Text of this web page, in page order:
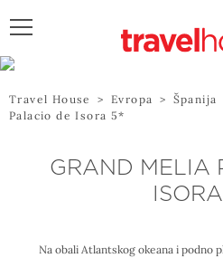
Travel House > Evropa > Španija
Palacio de Isora 5*
GRAND MELIA
Na obali Atlantskog okeana i podno